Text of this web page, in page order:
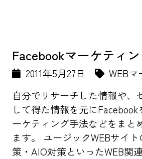
Facebookマーケティ
2011年5月27日
WEB
自分でリサーチした情報や、
して得た情報を元に
ーケティング手法などをまと
ます。 ユージックWEBサイ
策・AIO対策といったWEB関